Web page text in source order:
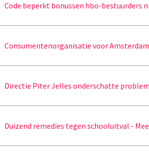
Code beperkt bonussen hbo-bestuurders
Consumentenorganisatie voor
Directie Piter Jelles onderschatte
Duizend remedies tegen schooluitval - Mee